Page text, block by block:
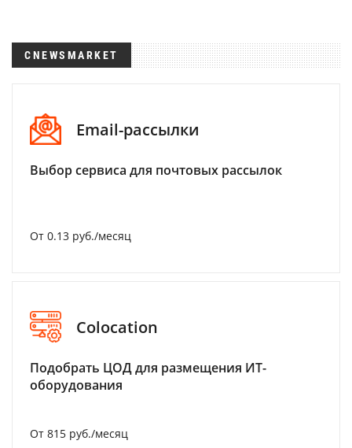
CNEWSMARKET
Email-рассылки
Выбор сервиса для почтовых рассылок
От 0.13 руб./месяц
Colocation
Подобрать ЦОД для размещения ИТ-
оборудования
От 815 руб./месяц